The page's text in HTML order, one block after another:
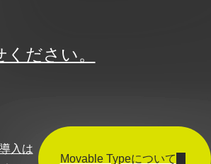
ださい。
入は
Movable Typeについて